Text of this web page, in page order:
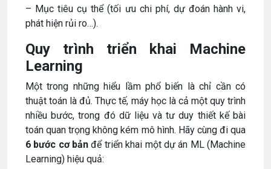
– Mục tiêu cụ thể (tối ưu chi phí, dự đoán hành vi,
phát hiện rủi ro…).
Quy trình triển khai Machine
Learning
Một trong những hiểu lầm phổ biến là chỉ cần có
thuật toán là đủ. Thực tế, máy học là cả một quy trình
nhiều bước, trong đó dữ liệu và tư duy thiết kế bài
toán quan trọng không kém mô hình. Hãy cùng đi qua
6 bước cơ bản để triển khai một dự án ML (Machine
Learning) hiệu quả: